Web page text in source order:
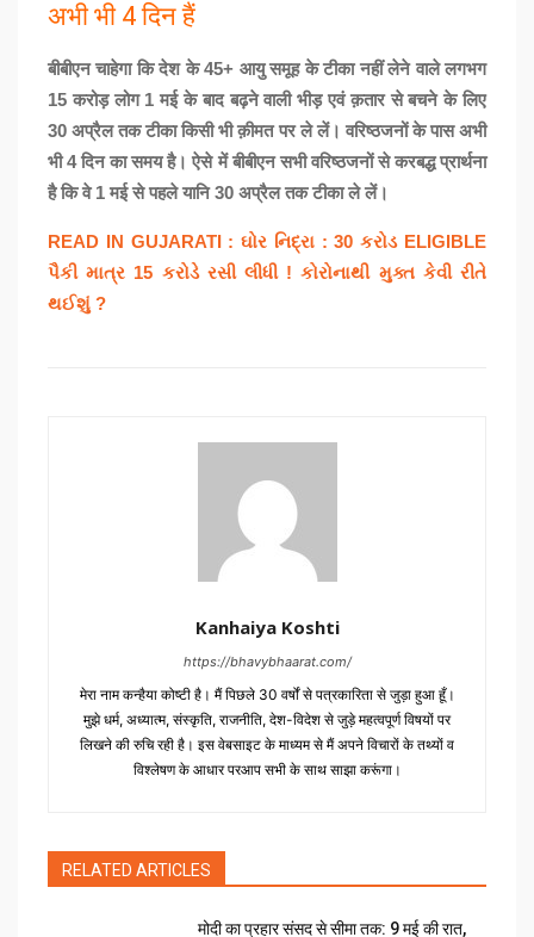
अभी भी 4 दिन हैं
बीबीएन चाहेगा कि देश के 45+ आयु समूह के टीका नहीं लेने वाले लगभग
15 करोड़ लोग 1 मई के बाद बढ़ने वाली भीड़ एवं क़तार से बचने के लिए
30 अप्रैल तक टीका किसी भी क़ीमत पर ले लें। वरिष्ठजनों के पास अभी
भी 4 दिन का समय है। ऐसे में बीबीएन सभी वरिष्ठजनों से करबद्ध प्रार्थना
है कि वे 1 मई से पहले यानि 30 अप्रैल तक टीका ले लें।
READ IN GUJARATI : ઘોર નિદ્રા : 30 કરોડ ELIGIBLE
પૈકી માત્ર 15 કરોડે રસી લીધી ! કોરોનાથી મુક્ત કેવી રીતે
થઈશું ?
Kanhaiya Koshti
https://bhavybhaarat.com/
मेरा नाम कन्हैया कोष्टी है। मैं पिछले 30 वर्षों से पत्रकारिता से जुड़ा हुआ हूँ।
मुझे धर्म, अध्यात्म, संस्कृति, राजनीति, देश-विदेश से जुड़े महत्वपूर्ण विषयों पर
लिखने की रुचि रही है। इस वेबसाइट के माध्यम से मैं अपने विचारों के तथ्यों व
विश्लेषण के आधार परआप सभी के साथ साझा करूंगा।
RELATED ARTICLES
मोदी का प्रहार संसद से सीमा तक: 9 मई की रात,